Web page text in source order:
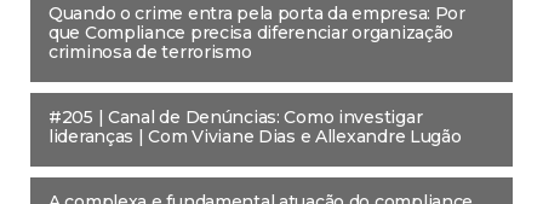
Quando o crime entra pela porta da empresa: Por
que Compliance precisa diferenciar organização
criminosa de terrorismo
#205 | Canal de Denúncias: Como investigar
lideranças | Com Viviane Dias e Allexandre Lugão